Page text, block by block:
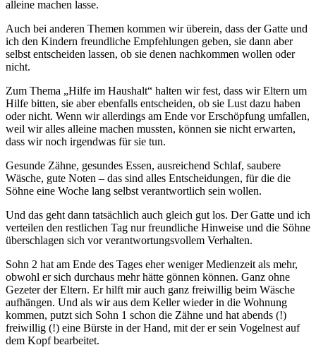
alleine machen lasse.
Auch bei anderen Themen kommen wir überein, dass der Gatte und
ich den Kindern freundliche Empfehlungen geben, sie dann aber
selbst entscheiden lassen, ob sie denen nachkommen wollen oder
nicht.
Zum Thema „Hilfe im Haushalt“ halten wir fest, dass wir Eltern um
Hilfe bitten, sie aber ebenfalls entscheiden, ob sie Lust dazu haben
oder nicht. Wenn wir allerdings am Ende vor Erschöpfung umfallen,
weil wir alles alleine machen mussten, können sie nicht erwarten,
dass wir noch irgendwas für sie tun.
Gesunde Zähne, gesundes Essen, ausreichend Schlaf, saubere
Wäsche, gute Noten – das sind alles Entscheidungen, für die die
Söhne eine Woche lang selbst verantwortlich sein wollen.
Und das geht dann tatsächlich auch gleich gut los. Der Gatte und ich
verteilen den restlichen Tag nur freundliche Hinweise und die Söhne
überschlagen sich vor verantwortungsvollem Verhalten.
Sohn 2 hat am Ende des Tages eher weniger Medienzeit als mehr,
obwohl er sich durchaus mehr hätte gönnen können. Ganz ohne
Gezeter der Eltern. Er hilft mir auch ganz freiwillig beim Wäsche
aufhängen. Und als wir aus dem Keller wieder in die Wohnung
kommen, putzt sich Sohn 1 schon die Zähne und hat abends (!)
freiwillig (!) eine Bürste in der Hand, mit der er sein Vogelnest auf
dem Kopf bearbeitet.